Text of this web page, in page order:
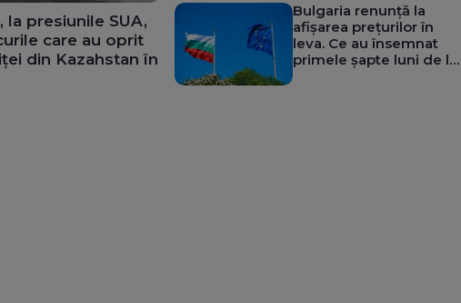
la presiunile SUA,
care au oprit
din Kazahstan în
Bulgaria renunță la
afișarea prețurilor în
leva. Ce au însemnat
primele șapte luni de la